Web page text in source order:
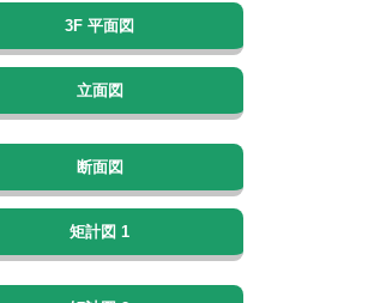
3F 平面図
立面図
断面図
矩計図 1